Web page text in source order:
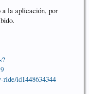
a la aplicación, por
ride/id1448634344